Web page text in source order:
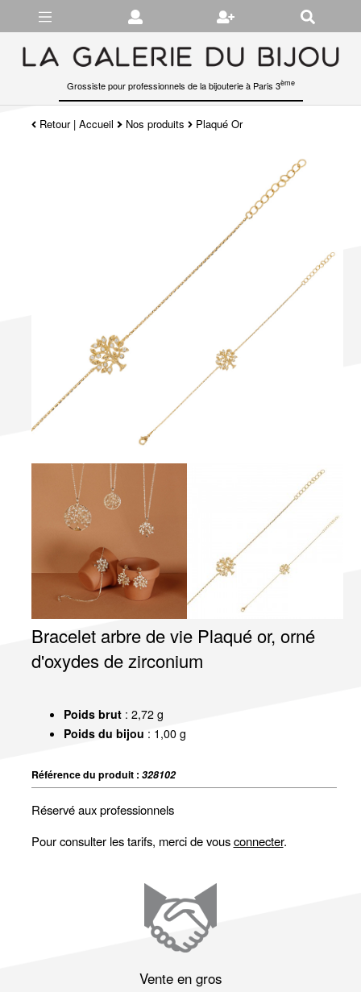
Grossiste pour professionnels de la bijouterie à Paris 3ème
Retour|Accueil Nos produits Plaqué Or
Bracelet arbre de vie Plaqué or, orné
d'oxydes de zirconium
Poids brut: 2,72 g
Poids du bijou : 1,00 g
Référence du produit : 328102
Réservé aux professionnels
Pour consulter les tarifs, merci de vousconnecter.
Vente en gros
Gérer les préférences en matière de cookies